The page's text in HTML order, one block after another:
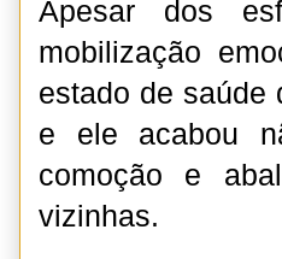
Apesar dos
mobilização
estado de saúde
e ele acabou
comoção e
vizinhas.